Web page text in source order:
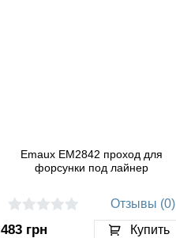
Emaux EM2842 проход для
форсунки под лайнер
Отзывы (0)
483 грн Купить